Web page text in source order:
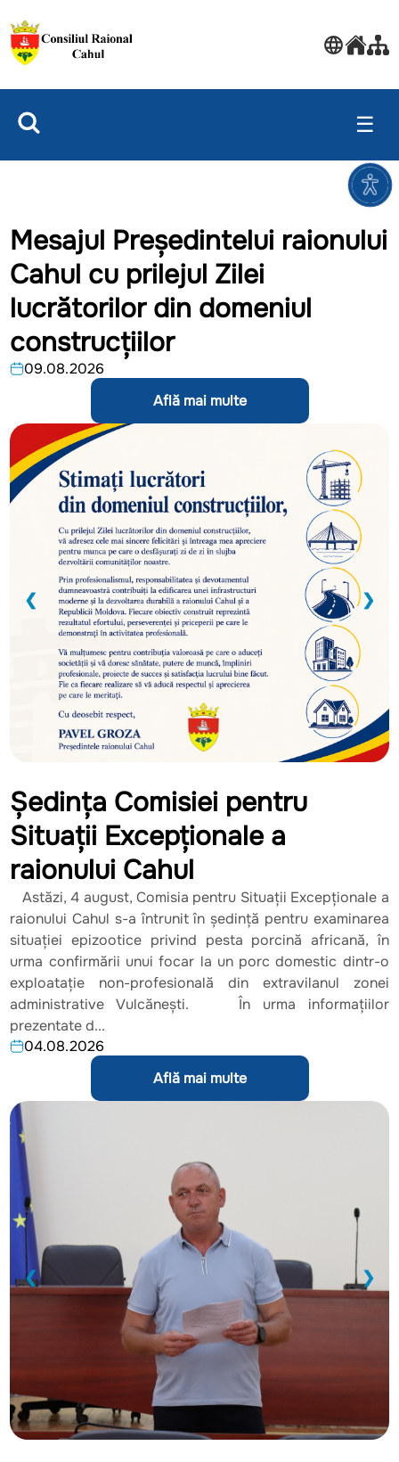
☰
Mesajul Președintelui raionului
Cahul cu prilejul Zilei
lucrătorilor din domeniul
construcțiilor
09.08.2026
Află mai multe
❮ ❯
Ședința Comisiei pentru
Situații Excepționale a
raionului Cahul
Astăzi, 4 august, Comisia pentru Situații Excepționale a
raionului Cahul s-a întrunit în ședință pentru examinarea
situației epizootice privind pesta porcină africană, în
urma confirmării unui focar la un porc domestic dintr-o
exploatație non-profesională din extravilanul zonei
administrative Vulcănești. În urma informațiilor
prezentate d...
04.08.2026
Află mai multe
❮ ❯